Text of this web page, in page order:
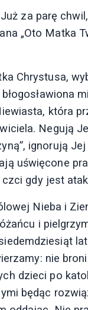
Już za parę
„Oto Matka
Chrystusa,
która
Negują
ignorują
uświęcone
gdy jest
Nieba i
i
nie
dzieci po
będąc